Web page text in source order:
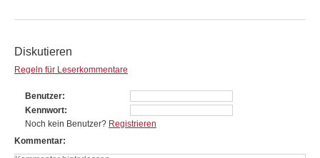
Diskutieren
Regeln für Leserkommentare
Benutzer
Kennwort
Noch kein Benutzer? Registrieren
Kommentar